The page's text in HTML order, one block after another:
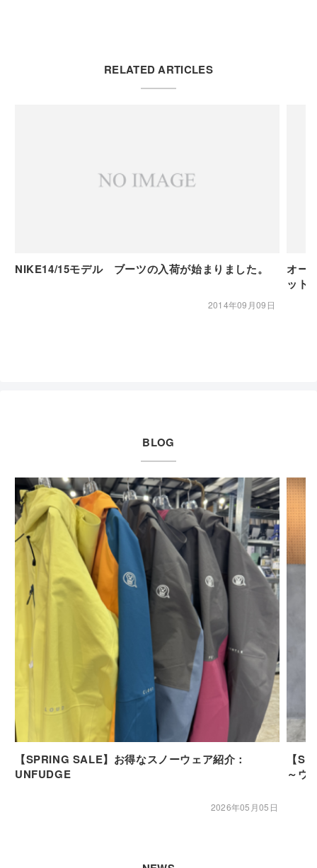
RELATED ARTICLES
NIKE14/15モデル ブーツの入荷が始まりました。
2014年09月09日
オー
ット
BLOG
【SPRING SALE】お得なスノーウェア紹介：
UNFUDGE
2026年05月05日
【
～ウ